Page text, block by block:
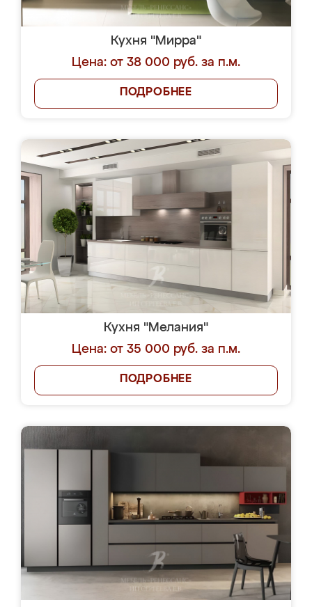
Кухня "Мирра"
Цена: от 38 000 руб. за п.м.
ПОДРОБНЕЕ
Кухня "Мелания"
Цена: от 35 000 руб. за п.м.
ПОДРОБНЕЕ